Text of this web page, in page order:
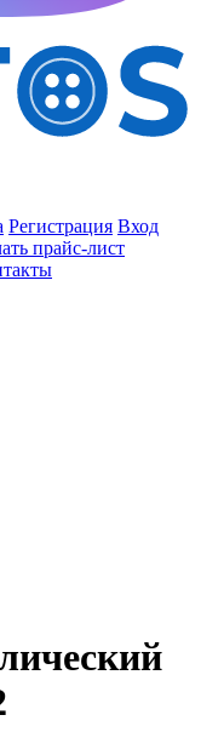
Регистрация Вход
прайс-лист